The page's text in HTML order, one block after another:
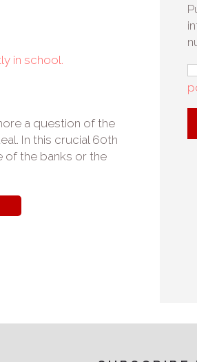
in school.
a question of the
In this crucial 60th
of the banks or the